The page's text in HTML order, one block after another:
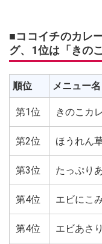
■ココイチのカレ
グ、1位は「きの
順位 メニュー名
第1位 きのこカ
第2位 ほうれん
第3位 たっぷり
第4位 エビにこ
第4位 エビあさ